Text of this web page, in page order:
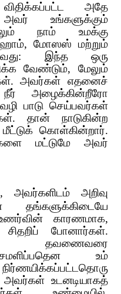
அதே
உங்களுக்கும்​​
நாம் உமக்கு
,​​ மோஸஸ் மற்றும்
இந்த ஒரு
வேண்டும்,​​ மேலும்
அவர்கள் எதனைச்
அழைக்கின்றீரோ
பாடு செய்பவர்கள்
தான் நாடுகின்ற
கொள்கின்றார்.
மட்டுமே அவர்
,​​ அவர்களிடம் அறிவு
தங்களுக்கிடையே
காரணமாக,​​
சிதறிப் போனார்கள்.
தவணைவரை
உம்
நிர்ணயிக்கப்பட்டதொரு
அவர்கள்​​ உடனடியாகத்